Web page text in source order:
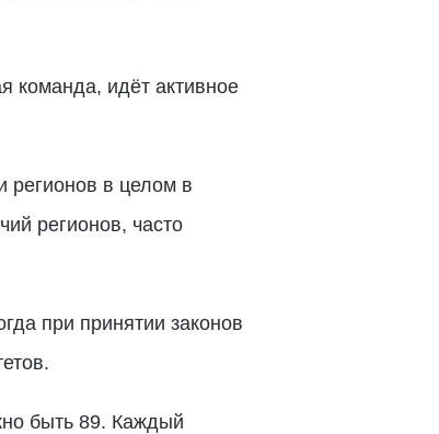
команда, идёт активное
регионов в целом в
регионов, часто
при принятии законов
быть 89. Каждый